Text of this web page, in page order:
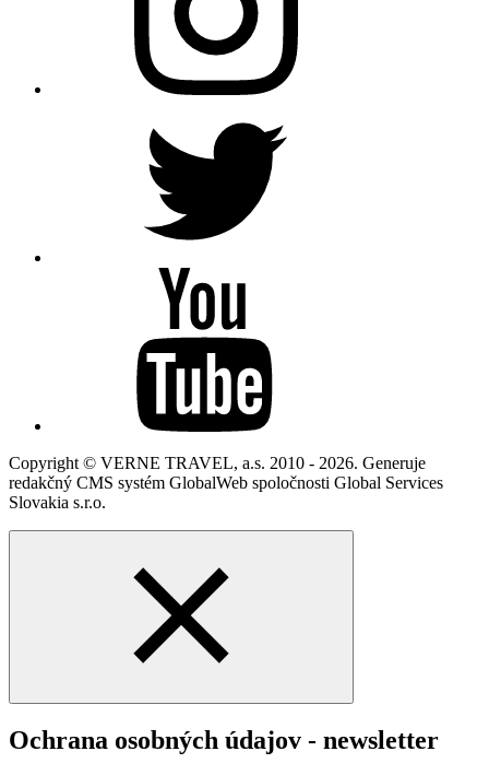
Copyright © VERNE TRAVEL, a.s. 2010 - 2026. Generuje
redakčný CMS systém GlobalWeb spoločnosti Global Services
Slovakia s.r.o.
Ochrana osobných údajov - newsletter